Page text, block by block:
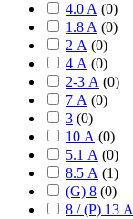
4.0 A (0)
1.8 A (0)
2 А (0)
4 А (0)
2-3 А (0)
7 А (0)
3 (0)
10 А (0)
5.1 А (0)
8.5 А (1)
(G) 8 (0)
8 / (P) 13 А